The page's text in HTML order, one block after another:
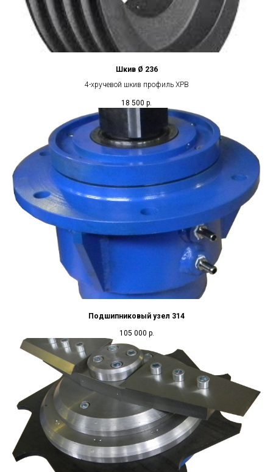
Шкив Ø 236
4-хручевой шкив профиль XPB
18 500 р.
Подшипниковый узел 314
105 000 р.